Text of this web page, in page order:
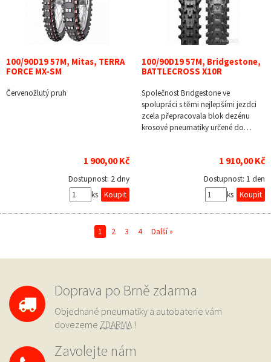
100/90D19 57M, Mitas, TERRA
FORCE MX-SM
Červenožlutý pruh
1 900,00 Kč
Dostupnost: 2 dny
ks
100/90D19 57M, Bridgestone,
BATTLECROSS X10R
Společnost Bridgestone ve
spolupráci s těmi nejlepšími jezdci
zcela přepracovala blok dezénu
krosové pneumatiky určené do…
1 910,00 Kč
Dostupnost: 1 den
ks
1 2 3 4 Další »
Doprava po Brně zdarma
Objednané pneumatiky a autobaterie vám
dovezeme ZDARMA !
Zavolejte nám